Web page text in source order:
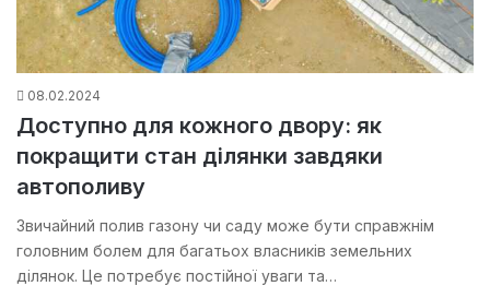
08.02.2024
Доступно для кожного двору: як
покращити стан ділянки завдяки
автополиву
Звичайний полив газону чи саду може бути справжнім
головним болем для багатьох власників земельних
ділянок. Це потребує постійної уваги та…